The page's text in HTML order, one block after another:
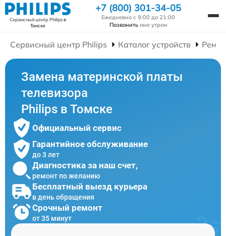
Сервисный центр Philipsв
Томске
+7 (800) 301-34-05
Ежедневно с 9:00 до 21:00
Позвонить мне утром
Сервисный центр Philips Каталог устройств
Замена материнской платы
телевизора
Philips в Томске
Официальный сервис
Гарантийное обслуживание
до 3 лет
Диагностика за наш счет,
ремонт по желанию
Бесплатный выезд курьера
в день обращения
Срочный ремонт
от 35 минут